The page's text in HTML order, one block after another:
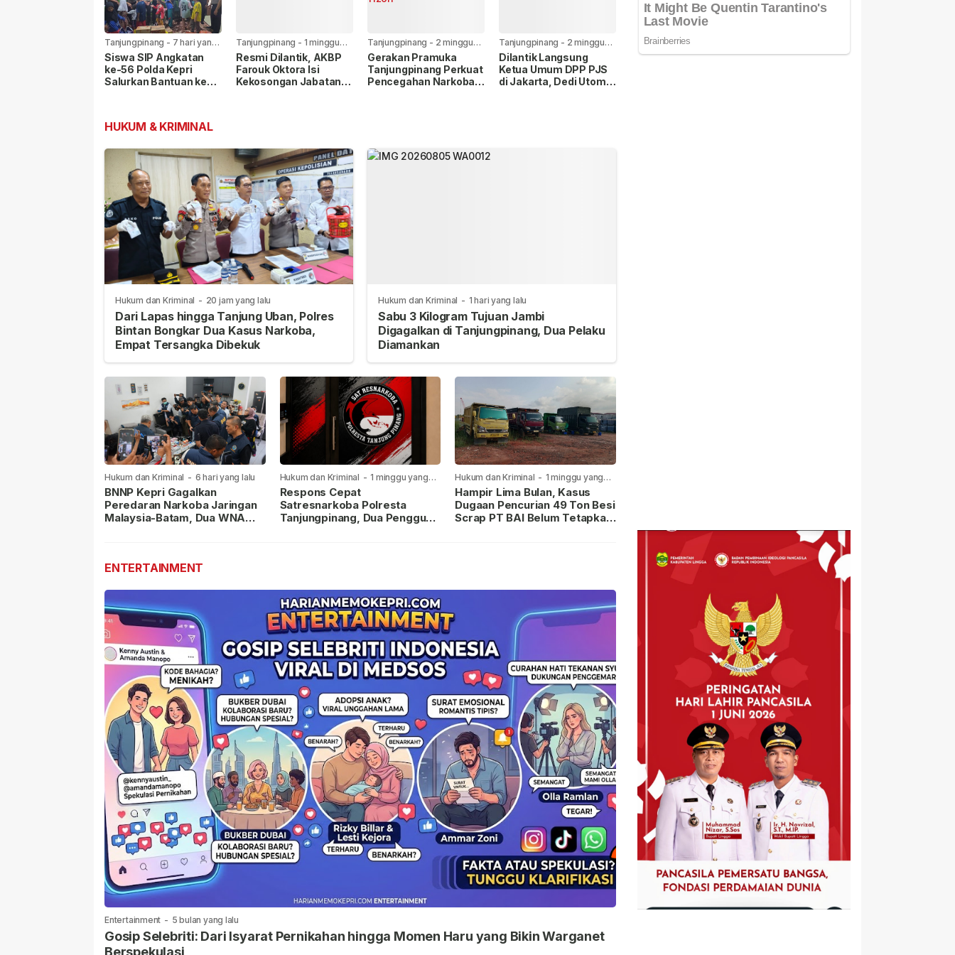
Tanjungpinang - 7 hari yang
lalu
Siswa SIP Angkatan
ke-56 Polda Kepri
Salurkan Bantuan ke
Tanjungpinang - 1 minggu
yang lalu
Resmi Dilantik, AKBP
Farouk Oktora Isi
Kekosongan Jabatan
Tanjungpinang - 2 minggu
yang lalu
Gerakan Pramuka
Tanjungpinang Perkuat
Pencegahan Narkoba
Tanjungpinang - 2 minggu
yang lalu
Dilantik Langsung
Ketua Umum DPP PJS
di Jakarta, Dedi Utomo
HUKUM & KRIMINAL
Hukum dan Kriminal - 20 jam yang lalu
Dari Lapas hingga Tanjung Uban, Polres
Bintan Bongkar Dua Kasus Narkoba,
Empat Tersangka Dibekuk
Hukum dan Kriminal - 1 hari yang lalu
Sabu 3 Kilogram Tujuan Jambi
Digagalkan di Tanjungpinang, Dua Pelaku
Diamankan
Hukum dan Kriminal - 6 hari yang lalu
BNNP Kepri Gagalkan
Peredaran Narkoba Jaringan
Malaysia-Batam, Dua WNA
Hukum dan Kriminal - 1 minggu yang
lalu
Respons Cepat
Satresnarkoba Polresta
Tanjungpinang, Dua Pengguna
Hukum dan Kriminal - 1 minggu yang
lalu
Hampir Lima Bulan, Kasus
Dugaan Pencurian 49 Ton Besi
Scrap PT BAI Belum Tetapkan
ENTERTAINMENT
Entertainment - 5 bulan yang lalu
Gosip Selebriti: Dari Isyarat Pernikahan hingga Momen Haru yang Bikin Warganet
Berspekulasi